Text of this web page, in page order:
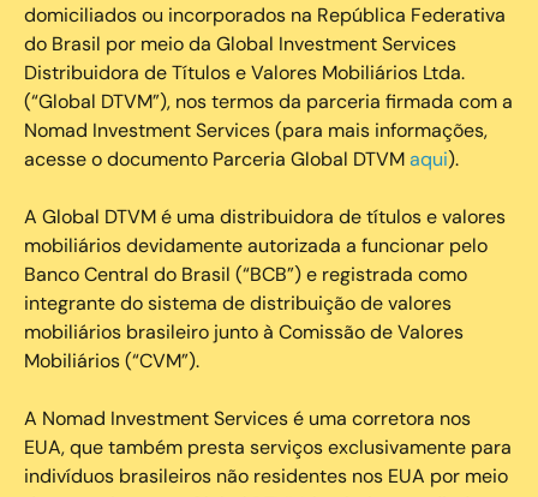
domiciliados ou incorporados na República Federativa
do Brasil por meio da Global Investment Services
Distribuidora de Títulos e Valores Mobiliários Ltda.
(“Global DTVM”), nos termos da parceria firmada com a
Nomad Investment Services (para mais informações,
acesse o documento Parceria Global DTVMaqui).
A Global DTVM é uma distribuidora de títulos e valores
mobiliários devidamente autorizada a funcionar pelo
Banco Central do Brasil (“BCB”) e registrada como
integrante do sistema de distribuição de valores
mobiliários brasileiro junto à Comissão de Valores
Mobiliários (“CVM”).
‍A Nomad Investment Services é uma corretora nos
EUA, que também presta serviços exclusivamente para
indivíduos brasileiros não residentes nos EUA por meio